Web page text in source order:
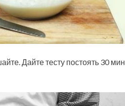
Дайте тесту постоять 30 мин.